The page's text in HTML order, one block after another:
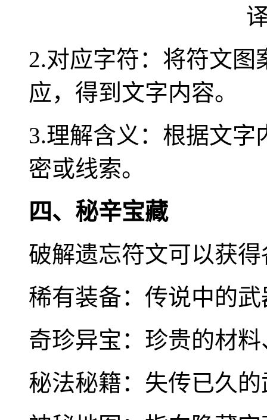
2.对应字符：将符文
应，得到文字内容。
3.理解含义：根据文
密或线索。
四、秘辛宝藏
破解遗忘符文可以获
稀有装备：传说中的
奇珍异宝：珍贵的材
秘法秘籍：失传已久